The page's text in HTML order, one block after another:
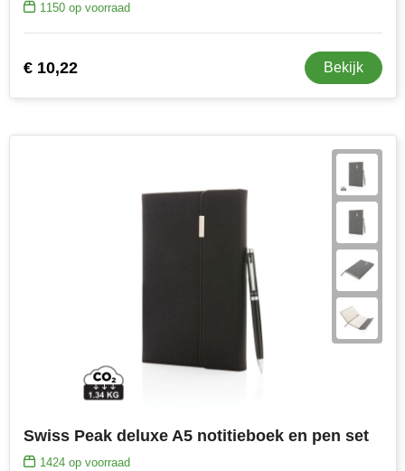
1150op voorraad
€ 10,22 Bekijk
Swiss Peak deluxe A5 notitieboek en pen set
1424op voorraad